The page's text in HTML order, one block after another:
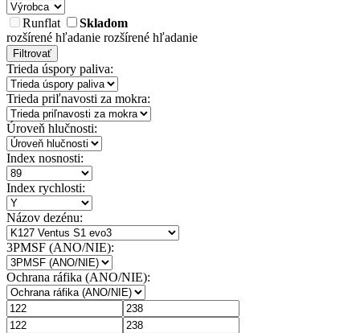
Runflat
Skladom
rozšírené hľadanie rozšírené hľadanie
Filtrovať
Trieda úspory paliva:
Trieda priľnavosti za mokra:
Úroveň hlučnosti:
Index nosnosti:
Index rychlosti:
Názov dezénu:
3PMSF (ANO/NIE):
Ochrana ráfika (ANO/NIE):